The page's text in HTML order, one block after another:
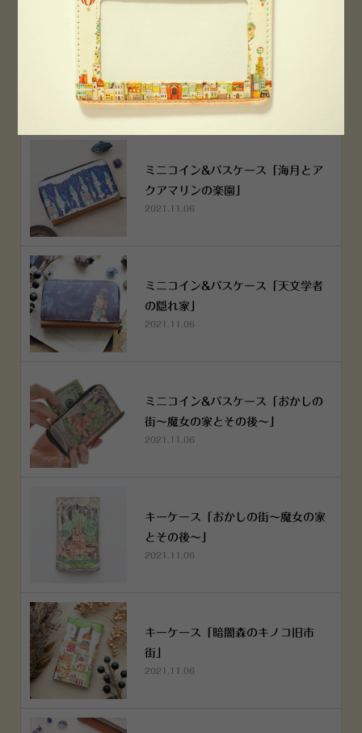
空想街雑貨店《吉祥寺本店》４月２
2022.03.29
ミニコイン&パスケース「海月とア
クアマリンの楽園」
2021.11.06
ミニコイン&パスケース「天文学者
の隠れ家」
2021.11.06
ミニコイン&パスケース「おかしの
街～魔女の家とその後～」
2021.11.06
キーケース「おかしの街～魔女の家
とその後～」
2021.11.06
キーケース「暗闇森のキノコ旧市
街」
2021.11.06